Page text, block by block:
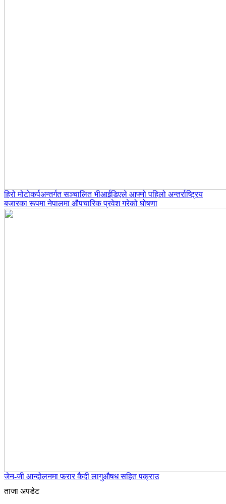
हिरो मोटोकर्पअन्तर्गत सञ्चालित भीआईडिएले आफ्नो पहिलो अन्तर्राष्ट्रिय
बजारका रूपमा नेपालमा औपचारिक प्रवेश गरेको घोषणा
जेन-जी आन्दोलनमा फरार कैदी लागुऔषध सहित पक्राउ
ताजा अपडेट